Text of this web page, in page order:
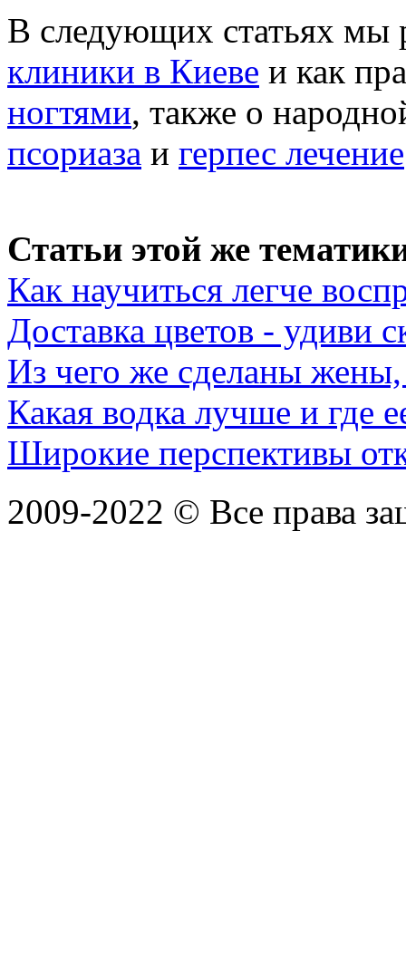
В следующих статьях мы
клиники в Киеве и как
ногтями, также о
псориаза и герпес лечение
Статьи этой же
Как научиться легче
Доставка цветов - удиви
Из чего же сделаны
Какая водка лучше и где
Широкие перспективы
2009-2022 © Все права